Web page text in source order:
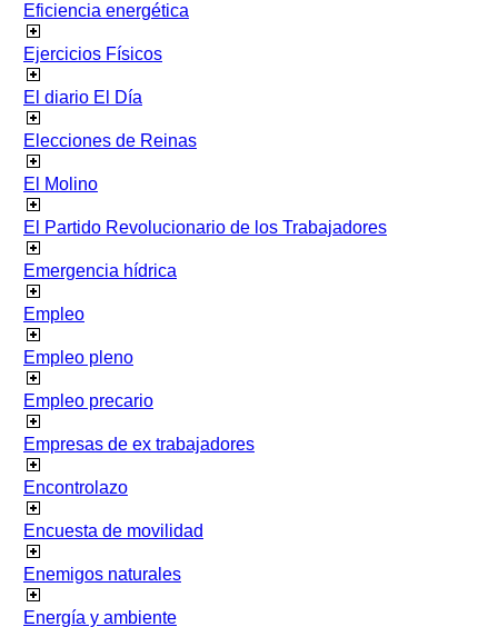
Eficiencia energética
Ejercicios Físicos
El diario El Día
Elecciones de Reinas
El Molino
El Partido Revolucionario de los Trabajadores
Emergencia hídrica
Empleo
Empleo pleno
Empleo precario
Empresas de ex trabajadores
Encontrolazo
Encuesta de movilidad
Enemigos naturales
Energía y ambiente